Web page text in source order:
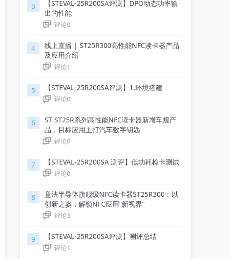
3
【STEVAL-25R200SA评测】DPO动态功率输
出的性能
评论0
4
线上直播 | ST25R300高性能NFC读卡器产品
及应用介绍
评论1
5 【STEVAL-25R200SA评测】1.环境搭建
评论0
6
ST ST25R系列高性能NFC读卡器新增车规产
品，目标应用主打汽车数字钥匙
评论0
7 【STEVAL-25R200SA 测评】低功耗检卡测试
评论0
8
意法半导体旗舰级NFC读卡器ST25R300：以
创新之姿，解锁NFC应用“新视界”
评论3
9 【STEVAL-25R200SA评测】测评总结
评论1